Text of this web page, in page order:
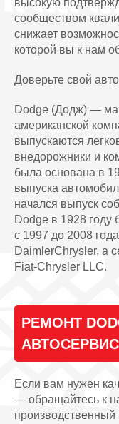
высокую
сообществом
снижает
которой вы к нам
Доверьте свой
Dodge (Додж) —
американской
выпускаются
внедорожники и
была основана в
выпуска
начался выпуск
Dodge в 1928 году
с 1997 до 2008
DaimlerChrysler, а
Fiat-Chrysler LLC.
РЕМОНТ
Если вам нужен
— обращайтесь к
производственный